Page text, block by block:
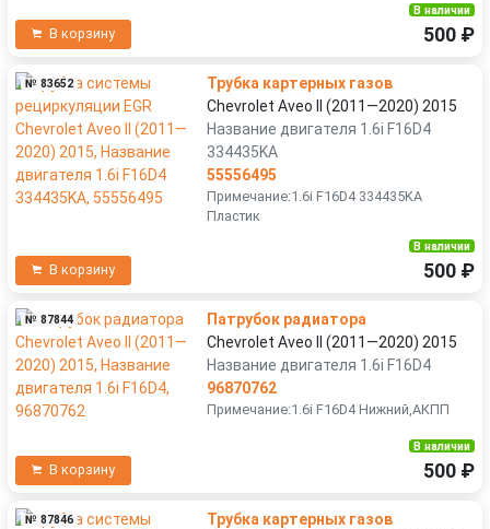
В корзину
В наличии
500 ₽
№ 83652
Трубка картерных газов
Chevrolet Aveo II (2011—2020) 2015
Название двигателя 1.6i F16D4
334435KA
55556495
Примечание:1.6i F16D4 334435KA
Пластик
В корзину
В наличии
500 ₽
№ 87844
Патрубок радиатора
Chevrolet Aveo II (2011—2020) 2015
Название двигателя 1.6i F16D4
96870762
Примечание:1.6i F16D4 Нижний,АКПП
В корзину
В наличии
500 ₽
№ 87846
Трубка картерных газов